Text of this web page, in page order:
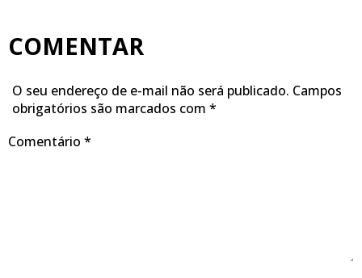
COMENTAR
O seu endereço de e-mail não será publicado. Campos
obrigatórios são marcados com *
Comentário *